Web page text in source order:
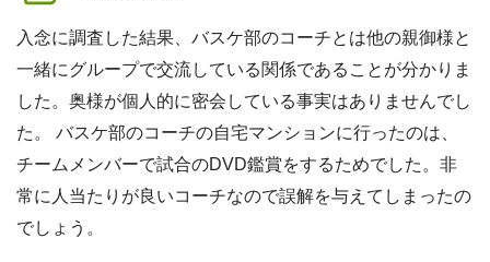
入念に調査した結果、バスケ部のコーチとは他の親御様と
一緒にグループで交流している関係であることが分かりま
した。奥様が個人的に密会している事実はありませんでし
た。 バスケ部のコーチの自宅マンションに行ったのは、
チームメンバーで試合のDVD鑑賞をするためでした。非
常に人当たりが良いコーチなので誤解を与えてしまったの
でしょう。